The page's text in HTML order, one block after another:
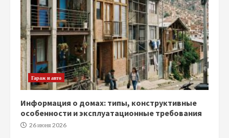
Гараж и авто
Информация о домах: типы, конструктивные
особенности и эксплуатационные требования
26 июня 2026